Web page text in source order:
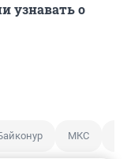
узнавать о
МКС